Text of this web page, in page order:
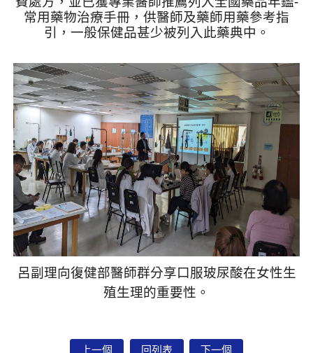
常用藥物治療手冊，供醫師及藥師用藥參考指
引，一般保健品甚少被列入此藥典中。
呂副理向復健部醫師群分享口服玻尿酸在女性生
殖生理的重要性。
上一個 回列表 下一個